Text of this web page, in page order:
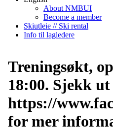
About NMBUI
Become a member
Skiutleie // Ski rental
Info til lagledere
Treningsøkt,
18:00. Sjekk ut
https://
for mer